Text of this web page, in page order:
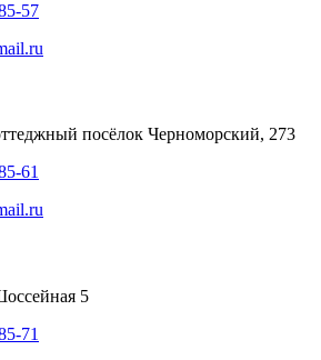
57
посёлок Черноморский, 273
61
5
71